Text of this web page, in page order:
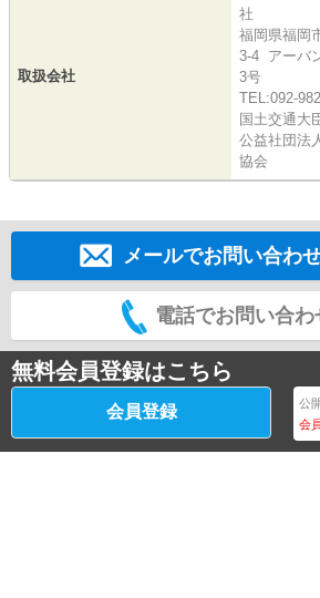
取扱会社
社
福岡県福岡
3-4 アーバ
3号
TEL:092-
国土交通大
公益社団法
協会
メールでお問い合わ
電話でお問い合わ
無料会員登録はこちら
会員登録 公
会